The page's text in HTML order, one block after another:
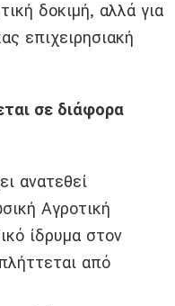
δοκιμή, αλλά για
επιχειρησιακή
σε διάφορα
ανατεθεί
Αγροτική
ίδρυμα στον
από